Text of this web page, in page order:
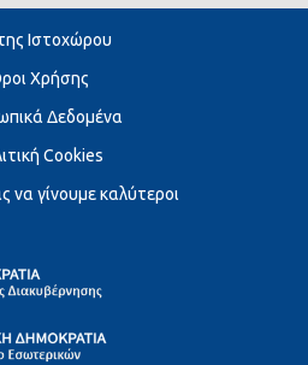
Ιστοχώρου
Χρήσης
Δεδομένα
Cookies
να γίνουμε καλύτεροι